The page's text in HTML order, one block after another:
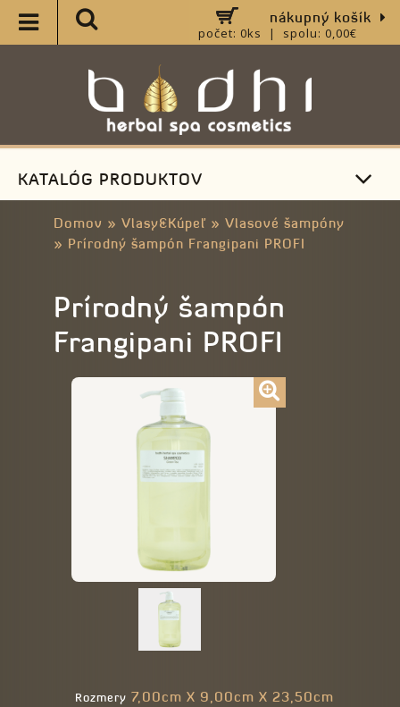
nákupný košík
počet: 0ks | spolu: 0,00€
KATALÓG PRODUKTOV
Domov » Vlasy&Kúpeľ » Vlasové šampóny
» Prírodný šampón Frangipani PROFI
Prírodný šampón
Frangipani PROFI
Rozmery 7,00cm X 9,00cm X 23,50cm